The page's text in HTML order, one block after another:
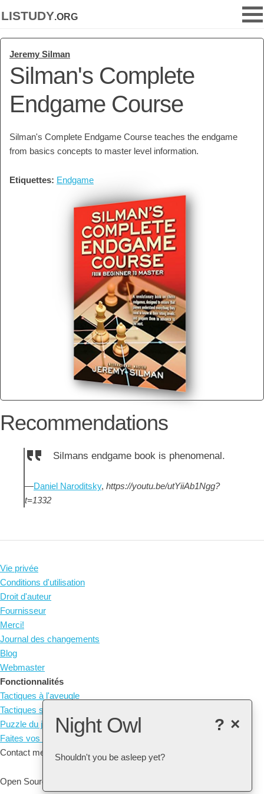
listudy.org
Jeremy Silman
Silman's Complete
Endgame Course
Silman's Complete Endgame Course teaches the endgame
from basics concepts to master level information.
Etiquettes: Endgame
Recommendations
Silmans endgame book is phenomenal.
—Daniel Naroditsky, https://youtu.be/utYiiAb1Ngg?
t=1332
Vie privée
Conditions d'utilisation
Droit d'auteur
Fournisseur
Merci!
Journal des changements
Blog
Webmaster
Fonctionnalités
Tactiques à l'aveugle
Tactiques sans pièces
Puzzle du jour
Faites vos propres tactiques
Contact me at: arne@listudy.org
Open Source & Free Software:
×
?
Night Owl
Shouldn't you be asleep yet?